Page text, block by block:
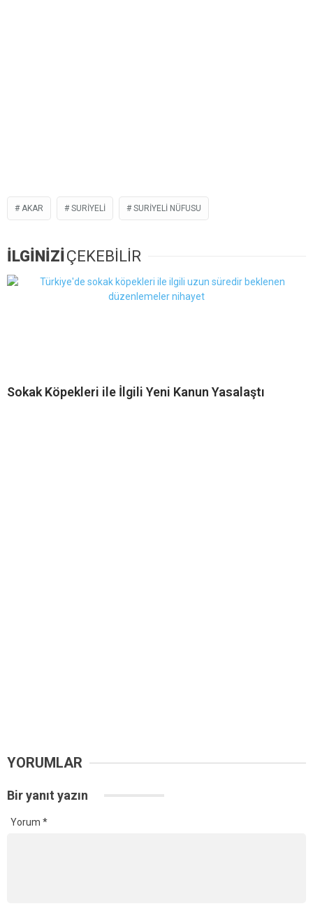
AKAR SURIYELI SURIYELI NÜFUSU
İLGİNİZİ ÇEKEBİLİR
Sokak Köpekleri ile İlgili Yeni Kanun Yasalaştı
YORUMLAR
Bir yanıt yazın
Yorum *